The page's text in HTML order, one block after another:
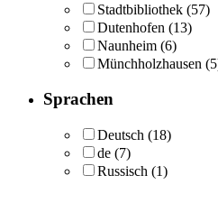
Stadtbibliothek (57)
Dutenhofen (13)
Naunheim (6)
Münchholzhausen
Sprachen
Deutsch (18)
de (7)
Russisch (1)